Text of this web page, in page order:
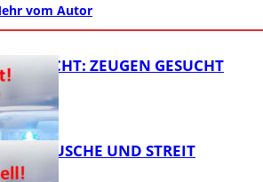
vom Autor
ZEUGEN GESUCHT
UND STREIT